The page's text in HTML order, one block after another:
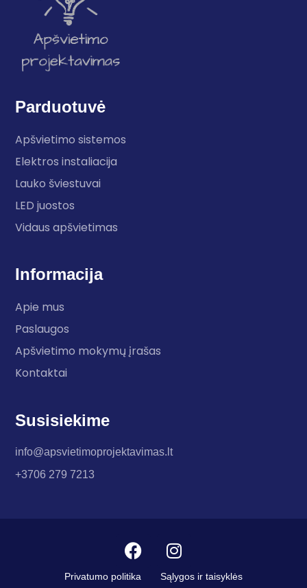
Parduotuvė
Apšvietimo sistemos
Elektros instaliacija
Lauko šviestuvai
LED juostos
Vidaus apšvietimas
Informacija
Apie mus
Paslaugos
Apšvietimo mokymų įrašas
Kontaktai
Susisiekime
info@apsvietimoprojektavimas.lt
+3706 279 7213
Privatumo politika Sąlygos ir taisyklės